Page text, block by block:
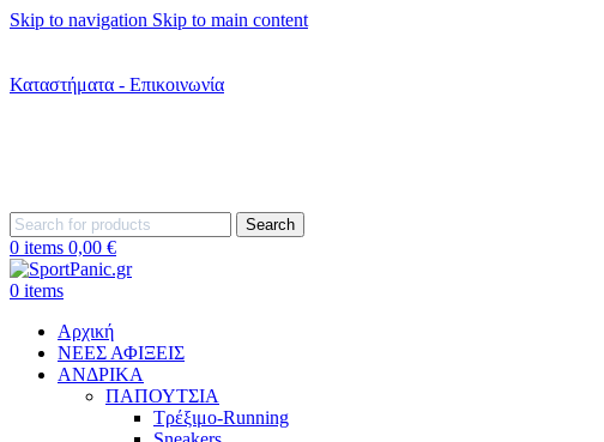
Skip to navigation Skip to main content
Καταστήματα - Επικοινωνία
Search
0 items 0,00 €
0 items
Αρχική
ΝΕΕΣ ΑΦΙΞΕΙΣ
AΝΔΡΙΚΑ
ΠΑΠΟΥΤΣΙΑ
Τρέξιμο-Running